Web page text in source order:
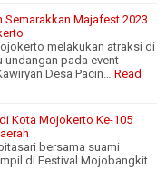
Semarakkan Majafest 2023
melakukan atraksi di
undangan pada event
Desa Pacin…
Read
Kota Mojokerto Ke-105
bersama suami
di Festival Mojobangkit